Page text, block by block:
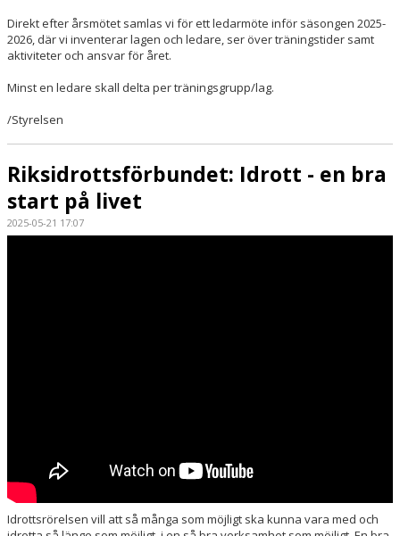
Direkt efter årsmötet samlas vi för ett ledarmöte inför säsongen 2025-
2026, där vi inventerar lagen och ledare, ser över träningstider samt
aktiviteter och ansvar för året.
Minst en ledare skall delta per träningsgrupp/lag.
/Styrelsen
Riksidrottsförbundet: Idrott - en bra
start på livet
2025-05-21 17:07
Idrottsrörelsen vill att så många som möjligt ska kunna vara med och